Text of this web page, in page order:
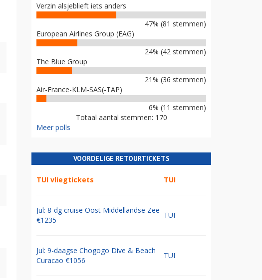
Verzin alsjeblieft iets anders
47% (81 stemmen)
European Airlines Group (EAG)
24% (42 stemmen)
The Blue Group
21% (36 stemmen)
Air-France-KLM-SAS(-TAP)
6% (11 stemmen)
Totaal aantal stemmen: 170
Meer polls
VOORDELIGE RETOURTICKETS
TUI vliegtickets TUI
Jul: 8-dg cruise Oost Middellandse Zee
€1235
TUI
Jul: 9-daagse Chogogo Dive & Beach
Curacao €1056
TUI